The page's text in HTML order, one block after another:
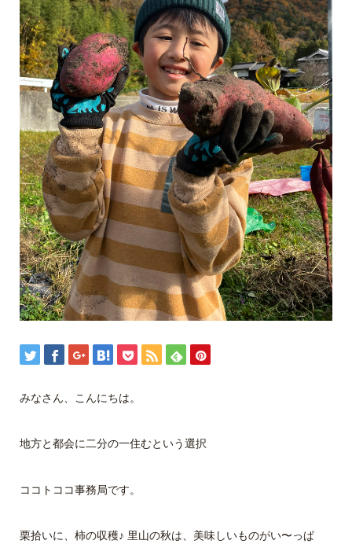
みなさん、こんにちは。
地方と都会に二分の一住むという選択
ココトココ事務局です。
栗拾いに、柿の収穫♪ 里山の秋は、美味しいものがい〜っぱ